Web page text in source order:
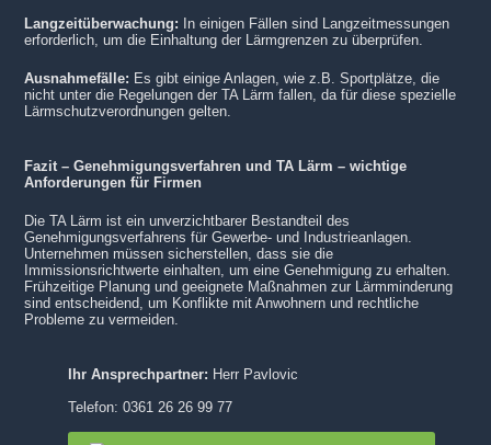
Langzeitüberwachung: In einigen Fällen sind Langzeitmessungen
erforderlich, um die Einhaltung der Lärmgrenzen zu überprüfen.
Ausnahmefälle: Es gibt einige Anlagen, wie z.B. Sportplätze, die
nicht unter die Regelungen der TA Lärm fallen, da für diese spezielle
Lärmschutzverordnungen gelten.
Fazit – Genehmigungsverfahren und TA Lärm – wichtige
Anforderungen für Firmen
Die TA Lärm ist ein unverzichtbarer Bestandteil des
Genehmigungsverfahrens für Gewerbe- und Industrieanlagen.
Unternehmen müssen sicherstellen, dass sie die
Immissionsrichtwerte einhalten, um eine Genehmigung zu erhalten.
Frühzeitige Planung und geeignete Maßnahmen zur Lärmminderung
sind entscheidend, um Konflikte mit Anwohnern und rechtliche
Probleme zu vermeiden.
Ihr Ansprechpartner: Herr Pavlovic
Telefon: 0361 26 26 99 77